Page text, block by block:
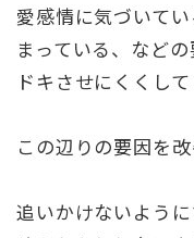
愛感情に気づいて
まっている、など
ドキさせにくくし
この辺りの要因を
追いかけないよう